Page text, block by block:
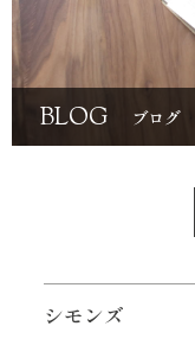
BLOG ブログ
シモンズ